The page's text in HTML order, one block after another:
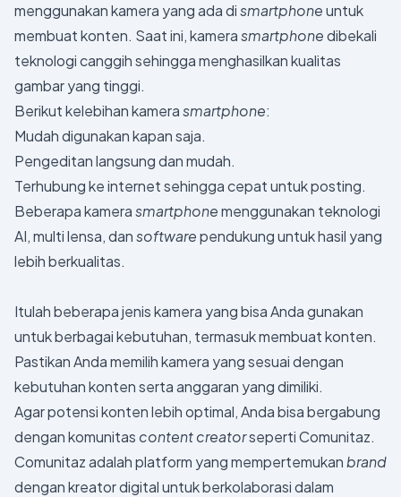
menggunakan kamera yang ada dismartphoneuntuk
membuat konten. Saat ini, kamerasmartphonedibekali
teknologi canggih sehingga menghasilkan kualitas
gambar yang tinggi.
Berikut kelebihan kamerasmartphone:
Mudah digunakan kapan saja.
Pengeditan langsung dan mudah.
Terhubung ke internet sehingga cepat untuk posting.
Beberapa kamerasmartphonemenggunakan teknologi
AI, multi lensa, dansoftwarependukung untuk hasil yang
lebih berkualitas.
Itulah beberapa jenis kamera yang bisa Anda gunakan
untuk berbagai kebutuhan, termasuk membuat konten.
Pastikan Anda memilih kamera yang sesuai dengan
kebutuhan konten serta anggaran yang dimiliki.
Agar potensi konten lebih optimal, Anda bisa bergabung
dengan komunitas content creatorseperti Comunitaz.
Comunitaz adalah platform yang mempertemukanbrand
dengan kreator digital untuk berkolaborasi dalam